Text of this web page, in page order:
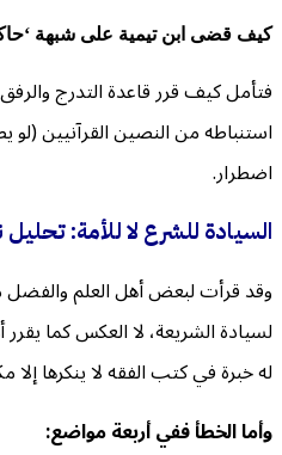
كيف قضى ابن تيمية على شبهة
فتأمل كيف قرر قاعدة التدرج
استنباطه من النصين القرآنيين (لو
اضطرار.
السيادة للشرع لا للأمة:
وقد قرأت لبعض أهل العلم والفضل
لسيادة الشريعة، لا العكس كما
له خبرة في كتب الفقه لا ينكرها إلا
وأما الخطأ ففي أربعة مواضع: